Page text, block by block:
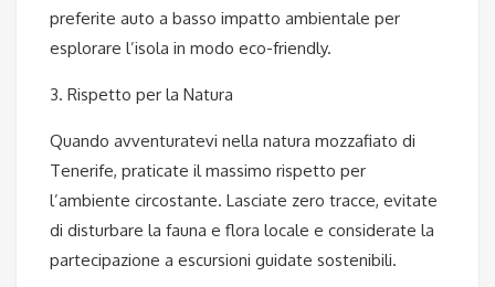
preferite auto a basso impatto ambientale per
esplorare l’isola in modo eco-friendly.
3. Rispetto per la Natura
Quando avventuratevi nella natura mozzafiato di
Tenerife, praticate il massimo rispetto per
l’ambiente circostante. Lasciate zero tracce, evitate
di disturbare la fauna e flora locale e considerate la
partecipazione a escursioni guidate sostenibili.